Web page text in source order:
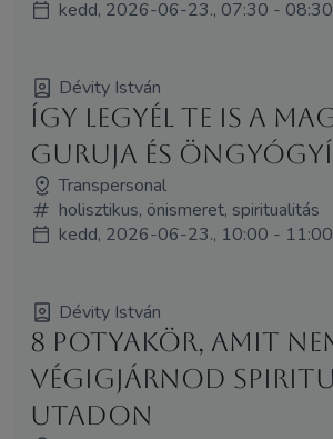
kedd, 2026-06-23., 07:30 - 08:30
Dévity István
Így legyél Te is a
guruja és
Transpersonal
holisztikus, önismeret, spiritualitás
kedd, 2026-06-23., 10:00 - 11:00
Dévity István
8 potyakör, amit
végigjárnod
utadon